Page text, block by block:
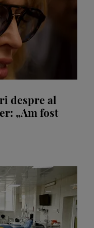
despre al
„Am fost